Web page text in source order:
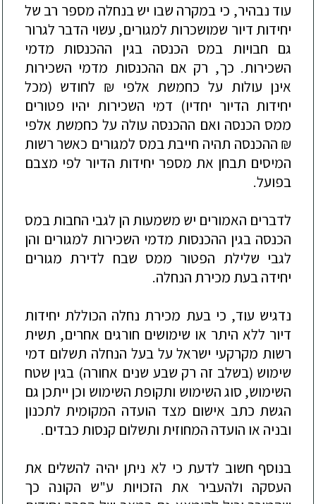
עוד נבהיר, כי במקרה שבו ישבנחלה מספר רב של
יחידות דיור שמושכרות למגורים, עשוי הדבר לגרור
גם חבויות במס הכנסהבגין ההכנסות מדמי
השכירות. כך, רק אם ההכנסות מדמי השכירות
אינן עולות על כחמשת אלפי ₪ לחודש (מכל
יחידות הדיור יחדיו) דמי השכירות יהיו פטורים
ממס הכנסה ואם ההכנסה עולה על כחמשת אלפי
₪ ההכנסה תהיה חייבתבמס למגורים כאשר רשות
המיסים תבחן את מספר יחידות הדיור לפי מצבם
בפועל.
לדברים האמורים יש משמעות הן לגבי החבותבמס
הכנסה בגין ההכנסות מדמי השכירות למגורים והן
לגבי שלילת הפטור ממס שבח לדירת מגורים
יחידהבעת מכירת הנחלה.
נדגיש עוד, כיבעת מכירת נחלה הכוללת יחידות
דיור ללא היתר או שימושים חורגים אחרים, תשית
רשות מקרקעי ישראל עלבעל הנחלה תשלום דמי
שימוש (בשלב זה רק שבע שנים אחורה) בגין שטח
השימוש, סוגהשימוש ותקופת השימוש וכן ייתכן גם
הגשת כתב אישום מצד הועדה המקומית לתכנון
ובניה או הועדה המחוזית ותשלום קנסות כבדים.
בנוסף חשוב לדעת כי לא ניתן יהיה להשלים את
העסקה ולהעביר את הזכויות ע"ש הקונה כך